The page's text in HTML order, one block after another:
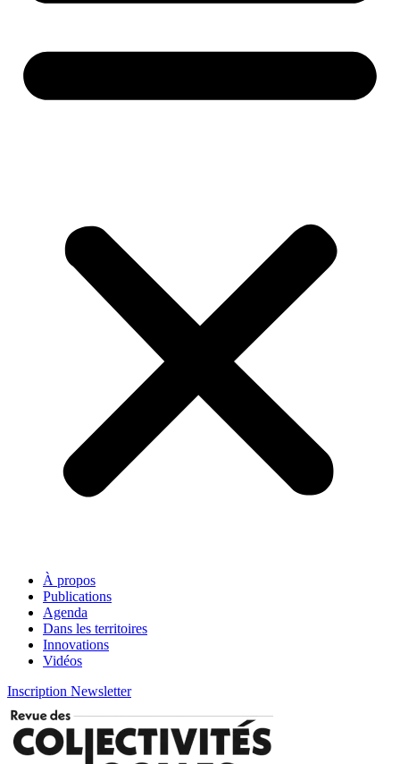
À propos
Publications
Agenda
Dans les territoires
Innovations
Vidéos
Inscription Newsletter